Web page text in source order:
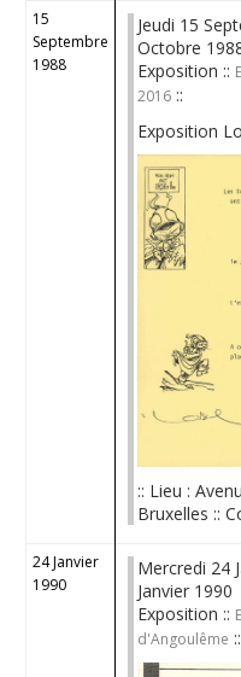
15
Septembre
1988
Jeudi 15
Octobre
Exposition ::
2016 ::
Exposition
:: Lieu :
Bruxelles ::
24 Janvier
1990
Mercredi 24
Janvier 1990
Exposition ::
d'Angoulême ::